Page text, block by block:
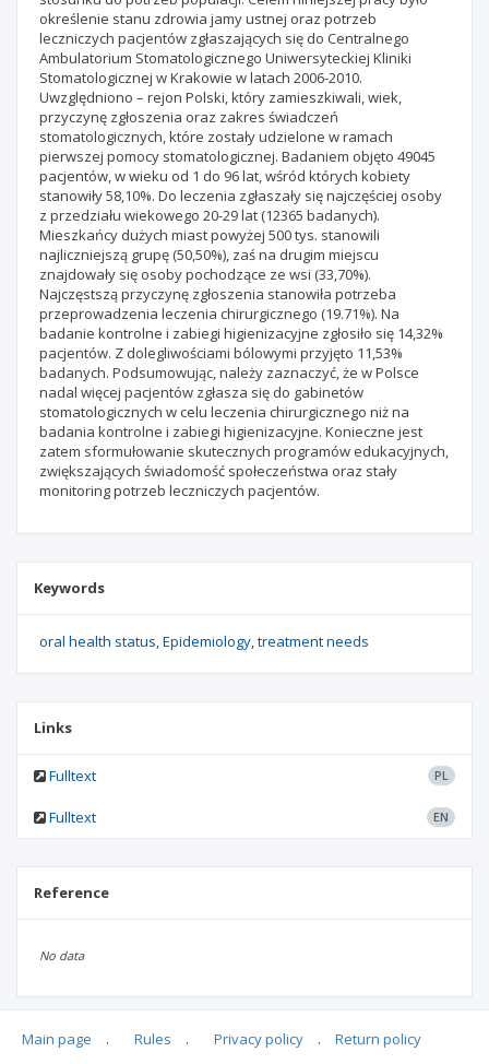
określenie stanu zdrowia jamy ustnej oraz potrzeb
leczniczych pacjentów zgłaszających się do Centralnego
Ambulatorium Stomatologicznego Uniwersyteckiej Kliniki
Stomatologicznej w Krakowie w latach 2006-2010.
Uwzględniono – rejon Polski, który zamieszkiwali, wiek,
przyczynę zgłoszenia oraz zakres świadczeń
stomatologicznych, które zostały udzielone w ramach
pierwszej pomocy stomatologicznej. Badaniem objęto 49045
pacjentów, w wieku od 1 do 96 lat, wśród których kobiety
stanowiły 58,10%. Do leczenia zgłaszały się najczęściej osoby
z przedziału wiekowego 20-29 lat (12365 badanych).
Mieszkańcy dużych miast powyżej 500 tys. stanowili
najliczniejszą grupę (50,50%), zaś na drugim miejscu
znajdowały się osoby pochodzące ze wsi (33,70%).
Najczęstszą przyczynę zgłoszenia stanowiła potrzeba
przeprowadzenia leczenia chirurgicznego (19.71%). Na
badanie kontrolne i zabiegi higienizacyjne zgłosiło się 14,32%
pacjentów. Z dolegliwościami bólowymi przyjęto 11,53%
badanych. Podsumowując, należy zaznaczyć, że w Polsce
nadal więcej pacjentów zgłasza się do gabinetów
stomatologicznych w celu leczenia chirurgicznego niż na
badania kontrolne i zabiegi higienizacyjne. Konieczne jest
zatem sformułowanie skutecznych programów edukacyjnych,
zwiększających świadomość społeczeństwa oraz stały
monitoring potrzeb leczniczych pacjentów.
Keywords
oral health status Epidemiology treatment needs
Links
Fulltext PL
Fulltext EN
Reference
No data
Articles quoting
Main page . Rules . Privacy policy . Return policy